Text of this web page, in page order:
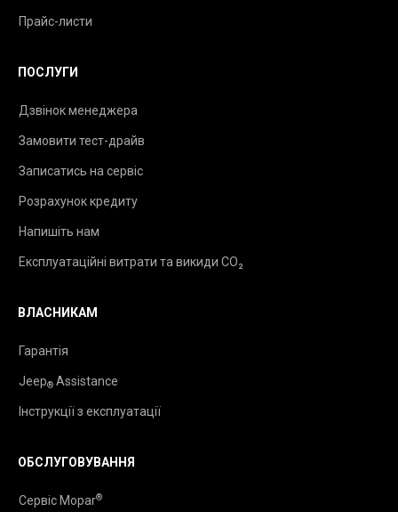
Прайс-листи
ПОСЛУГИ
Дзвінок менеджера
Замовити тест-драйв
Записатись на сервіс
Розрахунок кредиту
Напишіть нам
Експлуатаційні витрати та викиди CO₂
ВЛАСНИКАМ
Гарантія
Jeep® Assistance
Інструкції з експлуатації
ОБСЛУГОВУВАННЯ
Сервіс Mopar®